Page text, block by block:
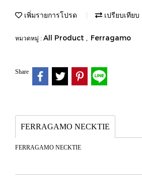
เพิ่มรายการโปรด เปรียบเทียบ
หมวดหมู่ : All Product , Ferragamo
Share
FERRAGAMO NECKTIE
FERRAGAMO NECKTIE